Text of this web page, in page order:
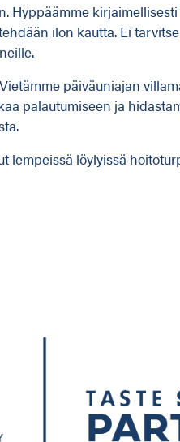
Hyppäämme
ilon kautta. Ei
päiväuniajan
palautumiseen ja
lempeissä löylyissä